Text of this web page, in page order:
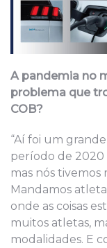
A pandemia no
problema que
COB?
“Aí foi um
período de 2020
mas nós tivemos
Mandamos
onde as coisas
muitos atletas,
modalidades. E